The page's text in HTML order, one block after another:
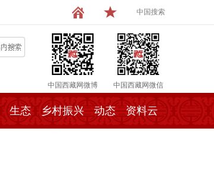
中国搜索
中国西藏网微博 中国西藏网微信
生态 乡村振兴 动态 资料云